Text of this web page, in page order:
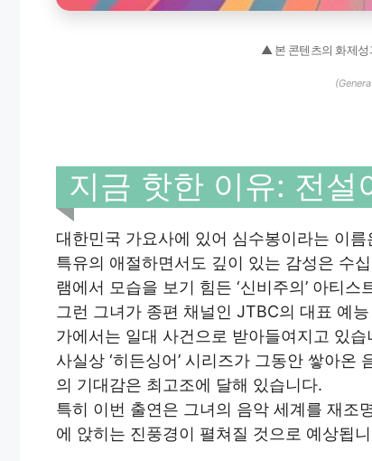
▲ 본 콘텐츠의 화제성
지금 핫한 이유: 전설
대한민국 가요사에 있어 심수봉이라는 이
특유의 애절하면서도 깊이 있는 감성은 수
램에서 모습을 보기 힘든 ‘신비주의’ 아티스
그런 그녀가 종편 채널인 JTBC의 대표 예
가에서는 일대 사건으로 받아들여지고 있습
사실상 ‘히든싱어’ 시리즈가 그동안 쌓아
의 기대감은 최고조에 달해 있습니다.
특히 이번 출연은 그녀의 음악 세계를 재
에 앉히는 진풍경이 펼쳐질 것으로 예상됩